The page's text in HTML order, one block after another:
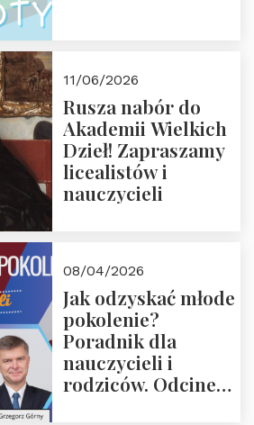
11/06/2026
Rusza nabór do
Akademii Wielkich
Dzieł! Zapraszamy
licealistów i
nauczycieli
08/04/2026
Jak odzyskać młode
pokolenie?
Poradnik dla
nauczycieli i
rodziców. Odcinek